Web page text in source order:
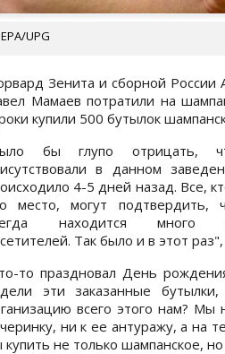
EPA/UPG
Зенита и сборной России
Мамаев потратили на
купили 500 бутылок
бы глупо отрицать,
в данном
4-5 дней назад. Все,
место, могут подтвердить,
находится много
Так было и в этот
то праздновал День
эти заказанные
всего этого нам?
ни к ее антуражу, а на
купить не только шампанское,